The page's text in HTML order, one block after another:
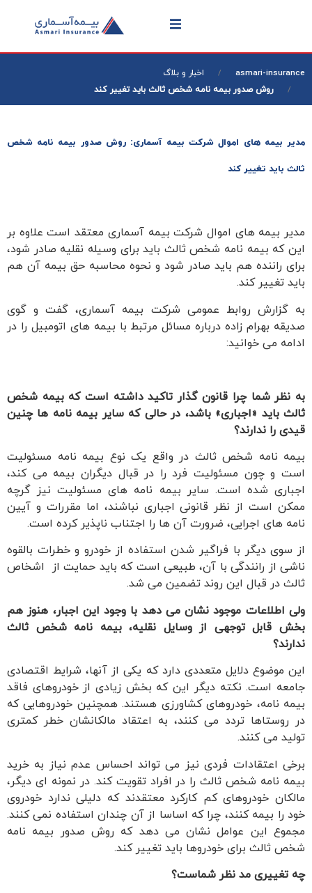
asmari-insurance اخبار و بلاگ
روش صدور بیمه نامه شخص ثالث باید تغییر کند
مدیر بیمه های اموال شرکت بیمه آسماری: روش صدور بیمه نامه شخص
ثالث باید تغییر کند
مدیر بیمه های اموال شرکت بیمه آسماری معتقد است علاوه بر
این که بیمه نامه شخص ثالث باید برای وسیله نقلیه صادر شود،
برای راننده هم باید صادر شود و نحوه محاسبه حق بیمه آن هم
باید تغییر کند.
به گزارش روابط عمومی شرکت بیمه آسماری، گفت و گوی
صدیقه بهرام زاده درباره مسائل مرتبط با بیمه های اتومبیل را در
ادامه می خوانید:
به نظر شما چرا قانون گذار تاکید داشته است که بیمه شخص
ثالث باید «اجباری» باشد، در حالی که سایر بیمه نامه ها چنین
قیدی را ندارند؟
بیمه نامه شخص ثالث در واقع یک نوع بیمه نامه مسئولیت
است و چون مسئولیت فرد را در قبال دیگران بیمه می کند،
اجباری شده است. سایر بیمه نامه های مسئولیت نیز گرچه
ممکن است از نظر قانونی اجباری نباشند، اما مقررات و آیین
نامه های اجرایی، ضرورت آن ها را اجتناب ناپذیر کرده است.
از سوی دیگر با فراگیر شدن استفاده از خودرو و خطرات بالقوه
ناشی از رانندگی با آن، طبیعی است که باید حمایت از اشخاص
ثالث در قبال این روند تضمین می شد.
ولی اطلاعات موجود نشان می دهد با وجود این اجبار، هنوز هم
بخش قابل توجهی از وسایل نقلیه، بیمه نامه شخص ثالث
ندارند؟
این موضوع دلایل متعددی دارد که یکی از آنها، شرایط اقتصادی
جامعه است. نکته دیگر این که بخش زیادی از خودروهای فاقد
بیمه نامه، خودروهای کشاورزی هستند. همچنین خودروهایی که
در روستاها تردد می کنند، به اعتقاد مالکانشان خطر کمتری
تولید می کنند.
برخی اعتقادات فردی نیز می تواند احساس عدم نیاز به خرید
بیمه نامه شخص ثالث را در افراد تقویت کند. در نمونه ای دیگر،
مالکان خودروهای کم کارکرد معتقدند که دلیلی ندارد خودروی
خود را بیمه کنند، چرا که اساسا از آن چندان استفاده نمی کنند.
مجموع این عوامل نشان می دهد که روش صدور بیمه نامه
شخص ثالث برای خودروها باید تغییر کند.
چه تغییری مد نظر شماست؟